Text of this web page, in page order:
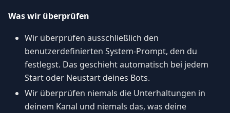
Was wir überprüfen
Wir überprüfen ausschließlich den
benutzerdefinierten System-Prompt, den du
festlegst. Das geschieht automatisch bei jedem
Start oder Neustart deines Bots.
Wir überprüfen niemals die Unterhaltungen in
deinem Kanal und niemals das, was deine